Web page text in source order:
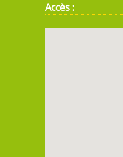
Accès :